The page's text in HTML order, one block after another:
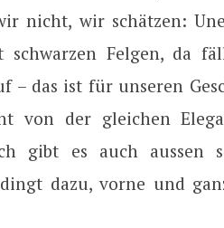
nicht, wir schätzen:
schwarzen Felgen, da
– das ist für unseren
von der gleichen
gibt es auch aussen
dazu, vorne und